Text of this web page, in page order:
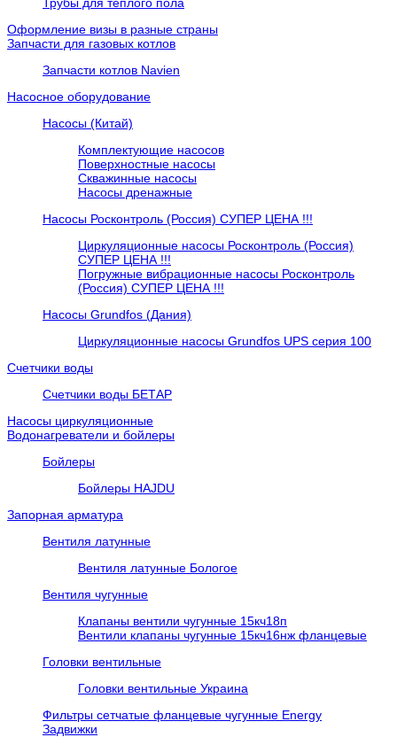
Оформление визы в разные страны
Запчасти для газовых котлов
Запчасти котлов Navien
Насосное оборудование
Насосы (Китай)
Комплектующие насосов
Поверхностные насосы
Скважинные насосы
Насосы дренажные
Насосы Росконтроль (Россия) СУПЕР ЦЕНА !!!
Циркуляционные насосы Росконтроль (Россия)
СУПЕР ЦЕНА !!!
Погружные вибрационные насосы Росконтроль
(Россия) СУПЕР ЦЕНА !!!
Насосы Grundfos (Дания)
Циркуляционные насосы Grundfos UPS серия 100
Счетчики воды
Счетчики воды БЕТАР
Насосы циркуляционные
Водонагреватели и бойлеры
Бойлеры
Бойлеры HAJDU
Запорная арматура
Вентиля латунные
Вентиля латунные Бологое
Вентиля чугунные
Клапаны вентили чугунные 15кч18п
Вентили клапаны чугунные 15кч16нж фланцевые
Головки вентильные
Головки вентильные Украина
Фильтры сетчатые фланцевые чугунные Energy
Задвижки